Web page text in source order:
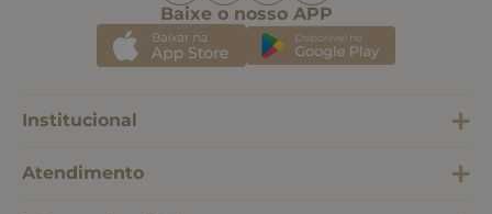
Baixe o nosso APP
Institucional
Atendimento